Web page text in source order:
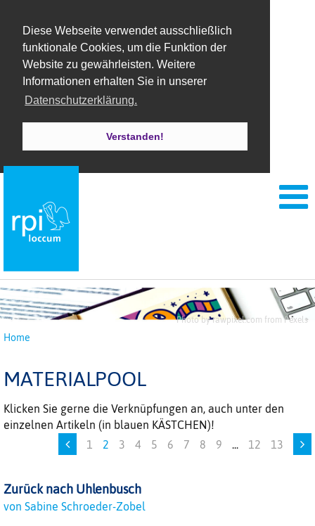
Diese Webseite verwendet ausschließlich
funktionale Cookies, um die Funktion der
Website zu gewährleisten. Weitere
Informationen erhalten Sie in unserer
Datenschutzerklärung.
Verstanden!
Photo by rawpixel.com from Pexels
Home
MATERIALPOOL
Klicken Sie gerne die Verknüpfungen an, auch unter den
einzelnen Artikeln (in blauen KÄSTCHEN)!
1
2 3 4 5 6 7 8 9 ... 12 13
Zurück nach Uhlenbusch
von Sabine Schroeder-Zobel